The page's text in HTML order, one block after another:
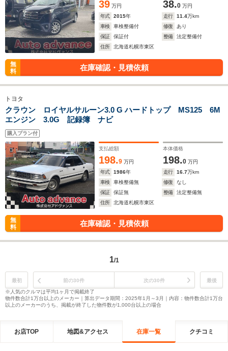
39 万円 38.0 万円
年式
2015年 走行 11.4万km
車検
車検整備付 修復
あり
保証
保証付 整備
法定整備付
住所
北海道札幌市東区
無
料
在庫確認・見積依頼
トヨタ
クラウン ロイヤルサルーン3.0 G ハードトップ MS125 6M
エンジン 3.0G 記録簿 ナビ
購入プラン付
支払総額
198.9 万円
本体価格
198.0 万円
年式
1986年 走行 16.7万km
車検
車検整備無 修復
なし
保証
保証無 整備
法定整備無
住所
北海道札幌市東区
無
料
在庫確認・見積依頼
1/1
最初 前の30件 次の30件
最後
※人気のクルマは平均1ヶ月で掲載終了
物件数合計1万台以上のメーカー｜算出データ期間：2025年1月～3月｜内容：物件数合計1万台
以上のメーカーのうち、掲載が終了した物件数が1,000台以上の場合
お店TOP 地図&アクセス 在庫一覧 クチコミ